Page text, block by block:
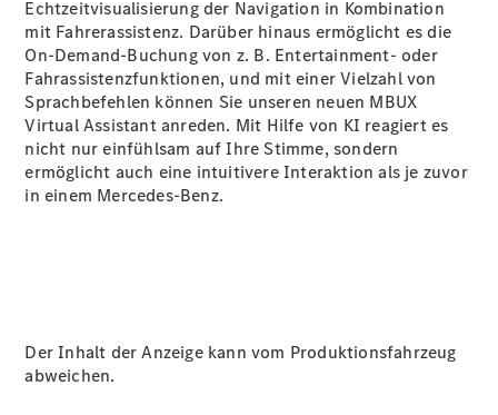
Echtzeitvisualisierung der Navigation in Kombination
mit Fahrerassistenz. Darüber hinaus ermöglicht es die
On-Demand-Buchung von z. B. Entertainment- oder
Fahrassistenzfunktionen, und mit einer Vielzahl von
Sprachbefehlen können Sie unseren neuen MBUX
VirtualAssistantanreden. Mit Hilfe von KI reagiert es
nicht nur einfühlsam auf Ihre Stimme, sondern
ermöglicht auch eine intuitivere Interaktion als je zuvor
in einem Mercedes-Benz.
Der Inhalt der Anzeige kann vom Produktionsfahrzeug
abweichen.